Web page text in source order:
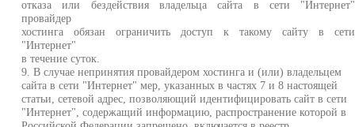
отказа или бездействия владельца сайта в сети "Интернет"
провайдер
хостинга обязан ограничить доступ к такому сайту в сети
"Интернет"
в течение суток.
9. В случае непринятия провайдером хостинга и (или) владельцем
сайта в сети "Интернет" мер, указанных в частях 7 и 8 настоящей
статьи, сетевой адрес, позволяющий идентифицировать сайт в сети
"Интернет", содержащий информацию, распространение которой в